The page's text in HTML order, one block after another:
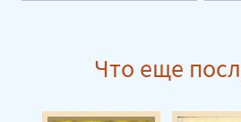
Что еще